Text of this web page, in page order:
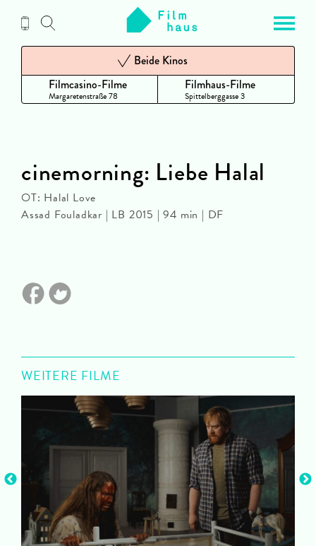
Inhalt
Filmcasino-Filme
Margaretenstraße 78
Beide Kinos
Filmhaus-Filme
Spittelberggasse 3
cinemorning: Liebe Halal
OT: Halal Love
Assad Fouladkar | LB 2015 | 94 min | DF
WEITERE FILME